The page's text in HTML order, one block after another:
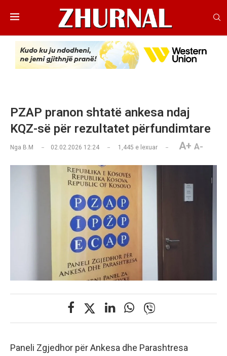
PZAP pranon shtatë ankesa ndaj
KQZ-së për rezultatet përfundimtare
Nga B.M 02.02.2026 12:24 1,445 e lexuar A+ A-
Paneli Zgjedhor për Ankesa dhe Parashtresa